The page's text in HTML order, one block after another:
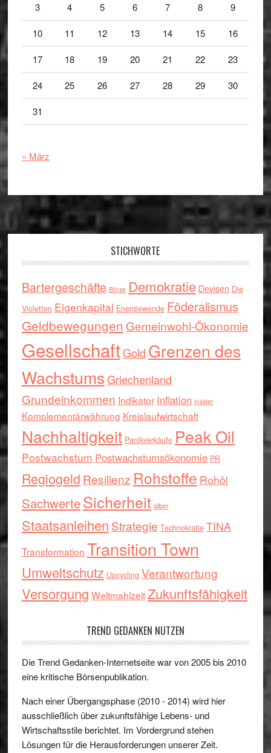
3 4 5 6 7 8 9
10 11 12 13 14 15 16
17 18 19 20 21 22 23
24 25 26 27 28 29 30
31
« März
STICHWORTE
Bartergeschäfte Börse Demokratie Devisen Die
Violetten Eigenkapital Energiewende Föderalismus
Geldbewegungen Gemeinwohl-Ökonomie
GesellschaftGold Grenzen des
WachstumsGriechenland
Grundeinkommen Indikator Inflation Insider
Komplementärwährung Kreislaufwirtschaft
Nachhaltigkeit Panikverkäufe Peak Oil
Postwachstum Postwachstumsökonomie PR
Regiogeld Resilienz Rohstoffe Rohöl
SachwerteSicherheit silber
Staatsanleihen Strategie Technokratie TINA
Transformation Transition Town
Umweltschutz Upcycling Verantwortung
Versorgung WeltmahlzeitZukunftsfähigkeit
TREND GEDANKEN NUTZEN
Die Trend Gedanken-Internetseite war von 2005 bis 2010
eine kritische Börsenpublikation.
Nach einer Übergangsphase (2010 - 2014) wird hier
ausschließlich über zukunftsfähige Lebens- und
Wirtschaftsstile berichtet. Im Vordergrund stehen
Lösungen für die Herausforderungen unserer Zeit.